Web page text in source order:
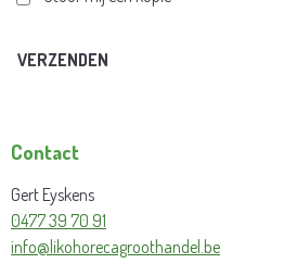
VERZENDEN
Contact
Gert Eyskens
0477 39 70 91
info@likohorecagroothandel.be